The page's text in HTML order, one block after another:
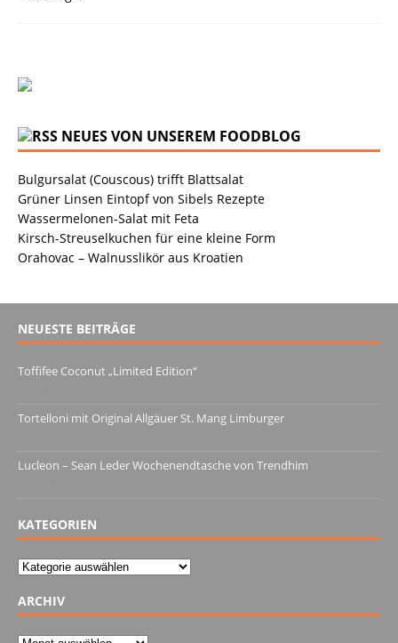
NEUES VON UNSEREM FOODBLOG
Bulgursalat (Couscous) trifft Blattsalat
Grüner Linsen Eintopf von Sibels Rezepte
Wassermelonen-Salat mit Feta
Kirsch-Streuselkuchen für eine kleine Form
Orahovac – Walnusslikör aus Kroatien
NEUESTE BEITRÄGE
Toffifee Coconut „Limited Edition“
Tortelloni mit Original Allgäuer St. Mang Limburger
Lucleon – Sean Leder Wochenendtasche von Trendhim
KATEGORIEN
Kategorien
ARCHIV